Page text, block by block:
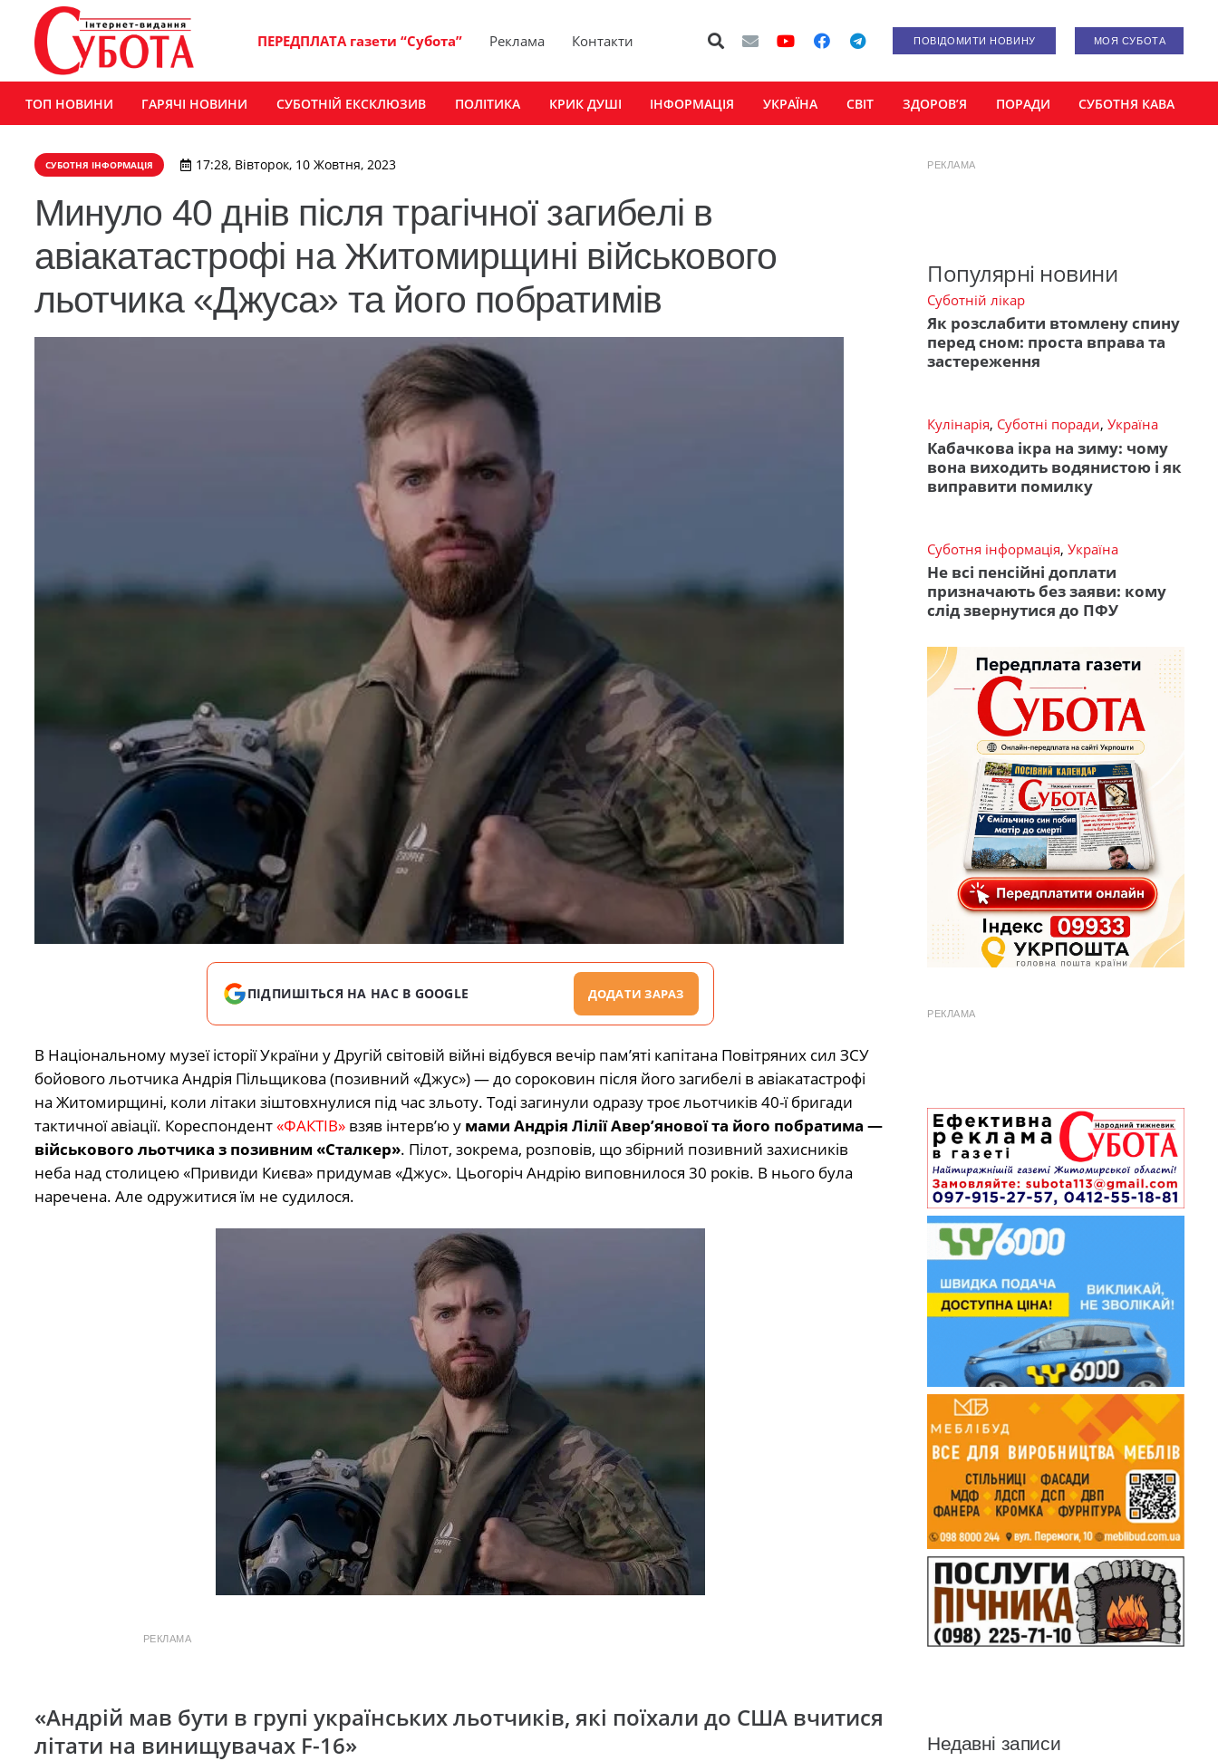
ПЕРЕДПЛАТА газети “Субота” Реклама Контакти ПОВІДОМИТИ НОВИНУ МОЯ СУБОТА
ТОП НОВИНИ ГАРЯЧІ НОВИНИ СУБОТНІЙ ЕКСКЛЮЗИВ ПОЛІТИКА КРИК ДУШІ ІНФОРМАЦІЯ УКРАЇНА СВІТ ЗДОРОВ’Я ПОРАДИ СУБОТНЯ КАВА
СУБОТНЯ ІНФОРМАЦІЯ 17:28, Вівторок, 10 Жовтня, 2023
Минуло 40 днів після трагічної загибелі в
авіакатастрофі на Житомирщині військового
льотчика «Джуса» та його побратимів
ПІДПИШІТЬСЯ НА НАС В GOOGLE ДОДАТИ ЗАРАЗ
В Національному музеї історії України у Другій світовій війні відбувся вечір пам’яті капітана Повітряних сил ЗСУ
бойового льотчика Андрія Пільщикова (позивний «Джус») — до сороковин після його загибелі в авіакатастрофі
на Житомирщині, коли літаки зіштовхнулися під час зльоту. Тоді загинули одразу троє льотчиків 40-ї бригади
тактичної авіації. Кореспондент«ФАКТІВ»взяв інтерв’ю у мами Андрія Лілії Авер’янової та його побратима —
військового льотчика з позивним «Сталкер». Пілот, зокрема, розповів, що збірний позивний захисників
неба над столицею «Привиди Києва» придумав «Джус». Цьогоріч Андрію виповнилося 30 років. В нього була
наречена. Але одружитися їм не судилося.
РЕКЛАМА
«Андрій мав бути в групі українських льотчиків, які поїхали до США вчитися
літати на винищувачах F-16»
РЕКЛАМА
Популярні новини
Суботній лікар
Як розслабити втомлену спину
перед сном: проста вправа та
застереження
Кулінарія, Суботні поради, Україна
Кабачкова ікра на зиму: чому
вона виходить водянистою і як
виправити помилку
Суботня інформація, Україна
Не всі пенсійні доплати
призначають без заяви: кому
слід звернутися до ПФУ
РЕКЛАМА
Недавні записи